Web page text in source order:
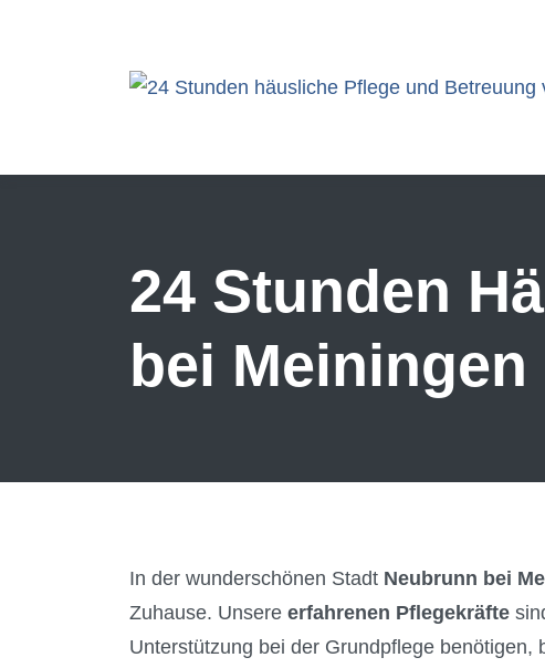
24 Stunden
bei Meiningen
In der wunderschönen Stadt Neubrunn bei
Zuhause. Unsere erfahrenen Pflegekräfte
Unterstützung bei der Grundpflege